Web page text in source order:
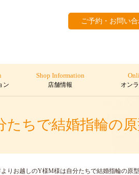
ご予約・お問い
ン
Shop Information
店舗情報 オン
ちで結婚指輪の
りお越しのY様M様は自分たちで結婚指輪の原